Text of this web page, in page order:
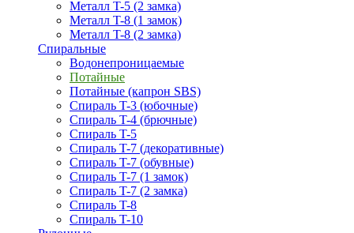
Металл T-5 (2 замка)
Металл T-8 (1 замок)
Металл T-8 (2 замка)
Спиральные
Водонепроницаемые
Потайные
Потайные (капрон SBS)
Спираль T-3 (юбочные)
Спираль T-4 (брючные)
Спираль T-5
Спираль T-7 (декоративные)
Спираль T-7 (обувные)
Спираль T-7 (1 замок)
Спираль T-7 (2 замка)
Спираль T-8
Спираль T-10